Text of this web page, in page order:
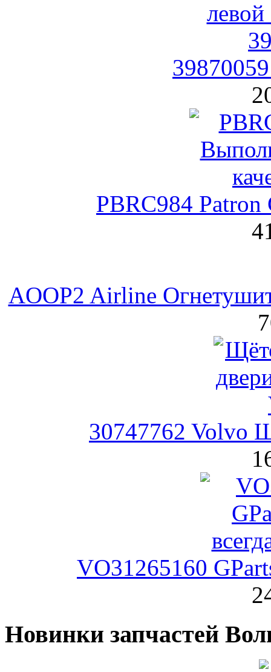
PBRC984
AOOP2 Airline
30747762 Volvo
VO31265160
Новинки запчастей